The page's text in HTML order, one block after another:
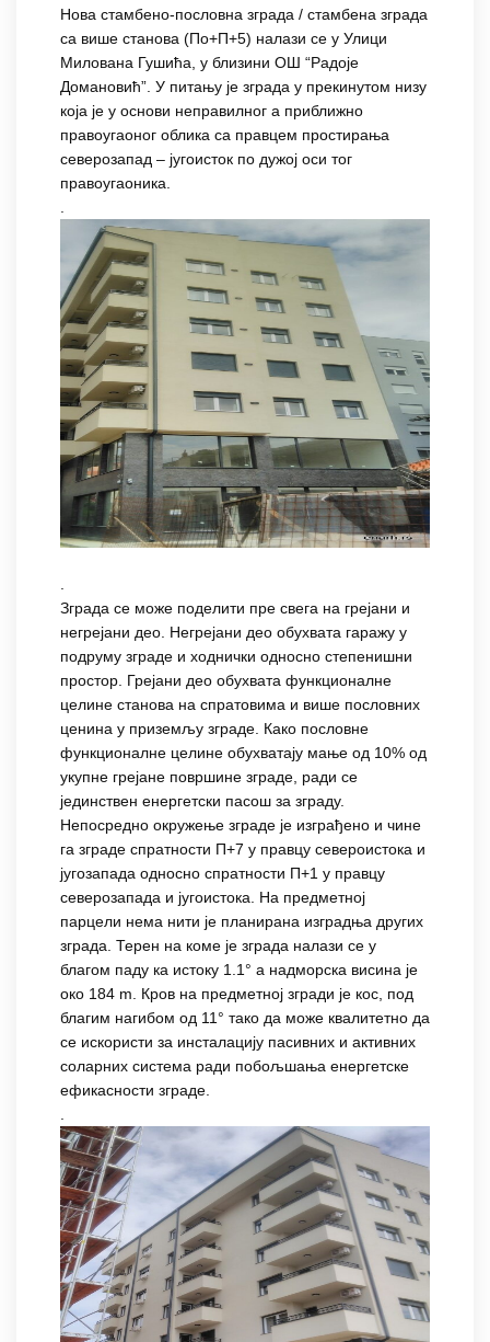
Нова стамбено-пословна зграда / стамбена зграда
са више станова (По+П+5) налази се у Улици
Милована Гушића, у близини ОШ “Радоје
Домановић”. У питању је зграда у прекинутом низу
која је у основи неправилног а приближно
правоугаоног облика са правцем простирања
северозапад – југоисток по дужој оси тог
правоугаоника.
.
.
Зграда се може поделити пре свега на грејани и
негрејани део. Негрејани део обухвата гаражу у
подруму зграде и ходнички односно степенишни
простор. Грејани део обухвата функционалне
целине станова на спратовима и више пословних
ценина у приземљу зграде. Како пословне
функционалне целине обухватају мање од 10% од
укупне грејане површине зграде, ради се
јединствен енергетски пасош за зграду.
Непосредно окружење зграде је изграђено и чине
га зграде спратности П+7 у правцу североистока и
југозапада односно спратности П+1 у правцу
северозапада и југоистока. На предметној
парцели нема нити је планирана изградња других
зграда. Терен на коме је зграда налази се у
благом паду ка истоку 1.1° а надморска висина је
око 184 m. Кров на предметној згради је кос, под
благим нагибом од 11° тако да може квалитетно да
се искористи за инсталацију пасивних и активних
соларних система ради побољшања енергетске
ефикасности зграде.
.